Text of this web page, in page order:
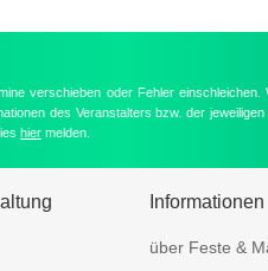
verschieben oder Fehler einschleichen.
des Veranstalters bzw. der
hier melden.
Informationen
über Feste &